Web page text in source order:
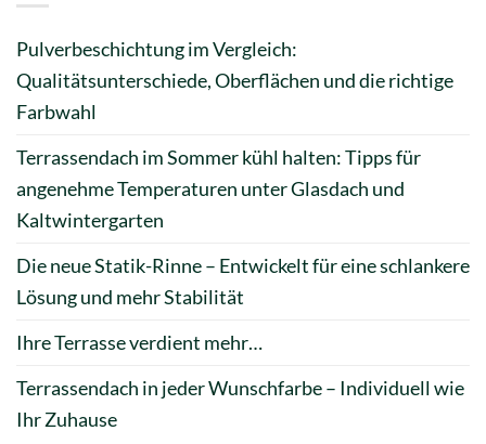
Pulverbeschichtung im Vergleich:
Qualitätsunterschiede, Oberflächen und die richtige
Farbwahl
Terrassendach im Sommer kühl halten: Tipps für
angenehme Temperaturen unter Glasdach und
Kaltwintergarten
Die neue Statik-Rinne – Entwickelt für eine schlankere
Lösung und mehr Stabilität
Ihre Terrasse verdient mehr…
Terrassendach in jeder Wunschfarbe – Individuell wie
Ihr Zuhause